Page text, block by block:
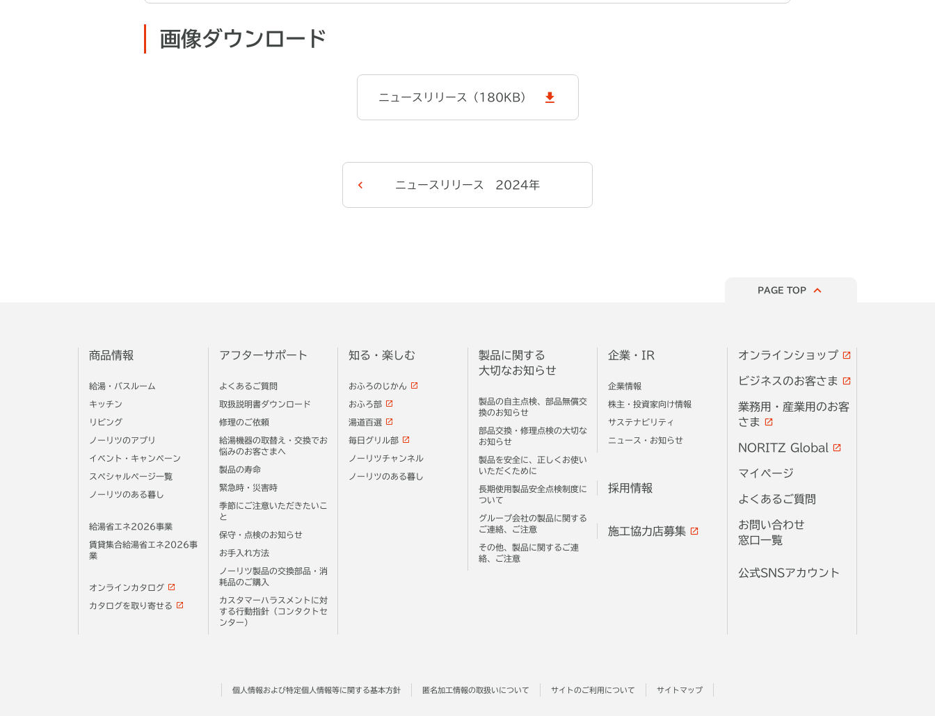
画像ダウンロード
ニュースリリース（180KB）
ニュースリリース 2024年
PAGE TOP
商品情報
給湯・バスルーム
キッチン
リビング
ノーリツのアプリ
イベント・キャンペーン
スペシャルページ一覧
ノーリツのある暮し
給湯省エネ2026事業
賃貸集合給湯省エネ2026事
業
オンラインカタログ
カタログを取り寄せる
アフターサポート
よくあるご質問
取扱説明書ダウンロード
修理のご依頼
給湯機器の取替え・交換でお
悩みのお客さまへ
製品の寿命
緊急時・災害時
季節にご注意いただきたいこ
と
保守・点検のお知らせ
お手入れ方法
ノーリツ製品の交換部品・消
耗品のご購入
カスタマーハラスメントに対
する行動指針（コンタクトセ
ンター）
知る・楽しむ
おふろのじかん
おふろ部
湯道百選
毎日グリル部
ノーリツチャンネル
ノーリツのある暮し
製品に関する
大切なお知らせ
製品の自主点検、部品無償交
換のお知らせ
部品交換・修理点検の大切な
お知らせ
製品を安全に、正しくお使い
いただくために
長期使用製品安全点検制度に
ついて
グループ会社の製品に関する
ご連絡、ご注意
その他、製品に関するご連
絡、ご注意
企業・IR
企業情報
株主・投資家向け情報
サステナビリティ
ニュース・お知らせ
採用情報
施工協力店募集
オンラインショップ
ビジネスのお客さま
業務用・産業用のお客
さま
NORITZ Global
マイページ
よくあるご質問
お問い合わせ
窓口一覧
公式SNSアカウント
個人情報および特定個人情報等に関する基本方針 匿名加工情報の取扱いについて サイトのご利用について サイトマップ